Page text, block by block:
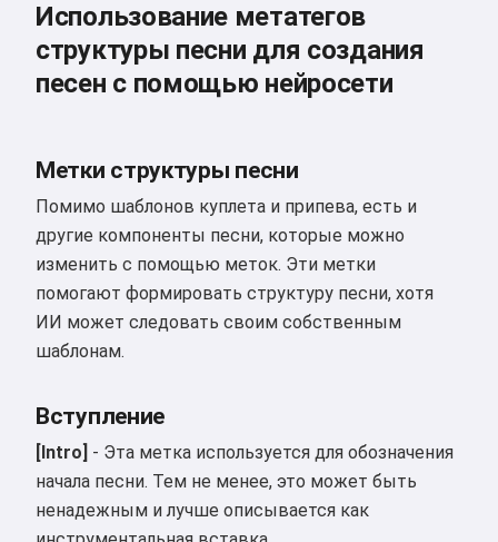
Использование метатегов
структуры песни для создания
песен с помощью нейросети
Метки структуры песни
Помимо шаблонов куплета и припева, есть и
другие компоненты песни, которые можно
изменить с помощью меток. Эти метки
помогают формировать структуру песни, хотя
ИИ может следовать своим собственным
шаблонам.
Вступление
[Intro] - Эта метка используется для обозначения
начала песни. Тем не менее, это может быть
ненадежным и лучше описывается как